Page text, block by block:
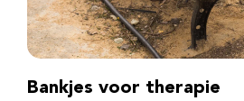
Bankjes voor therapie